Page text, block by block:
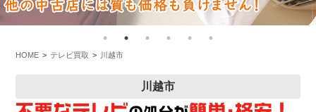
HOME テレビ買取 川越市
川越市